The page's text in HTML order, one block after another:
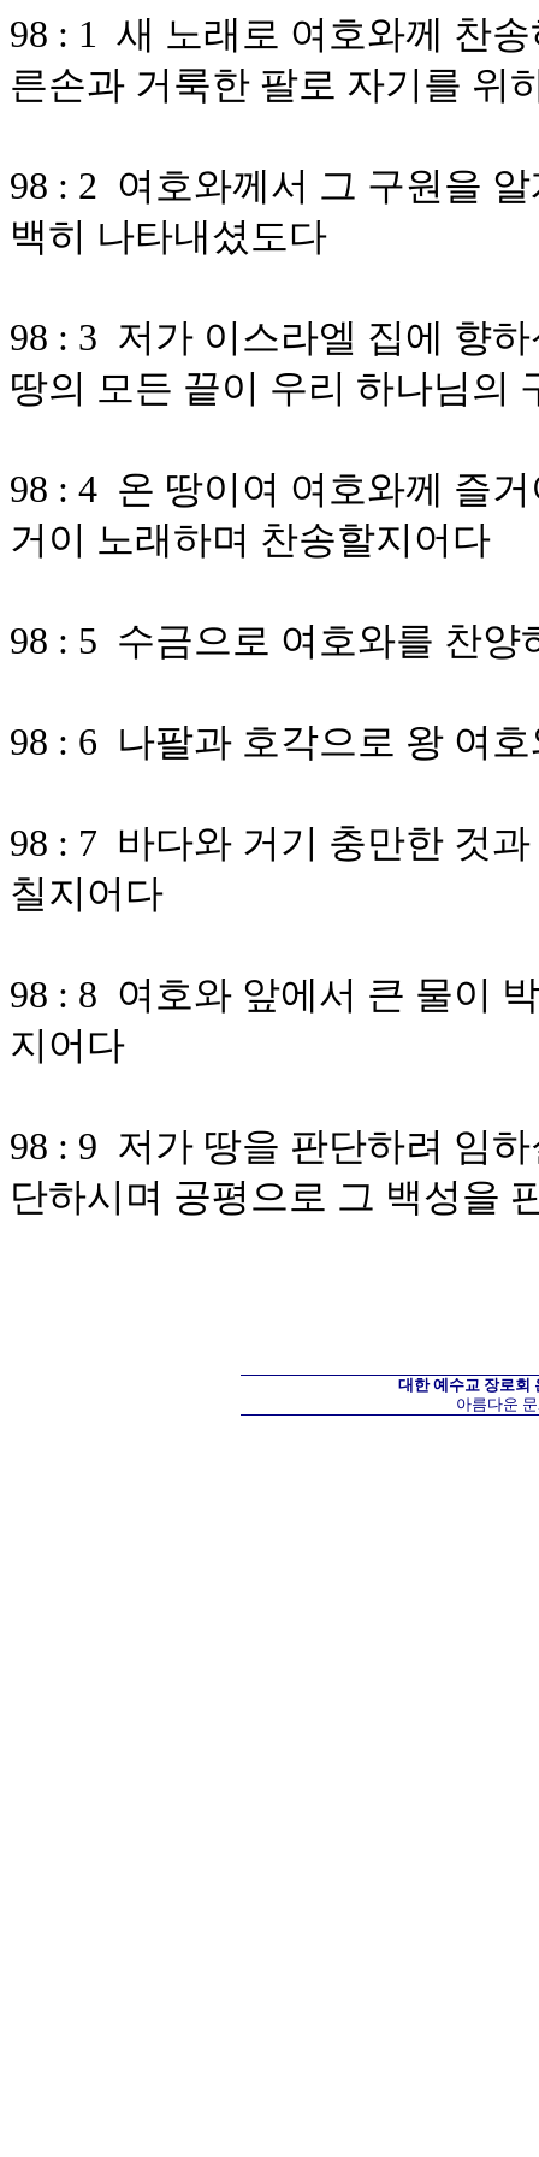
98 : 1 새 노래로 여호와께 찬
른손과 거룩한 팔로 자기를 위
98 : 2 여호와께서 그 구원을
백히 나타내셨도다
98 : 3 저가 이스라엘 집에 향
땅의 모든 끝이 우리 하나님의
98 : 4 온 땅이여 여호와께 즐
거이 노래하며 찬송할지어다
98 : 5 수금으로 여호와를 찬
98 : 6 나팔과 호각으로 왕 여
98 : 7 바다와 거기 충만한 것
칠지어다
98 : 8 여호와 앞에서 큰 물이
지어다
98 : 9 저가 땅을 판단하려 임
단하시며 공평으로 그 백성을
대한 예수교 장로회
아름다운